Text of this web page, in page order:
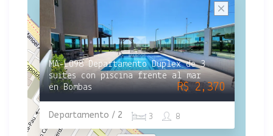
MA-L098 Departamento Duplex de 3
suites con piscina frente al mar
en Bombas
Departamento / 2 8
3
R$ 2,370